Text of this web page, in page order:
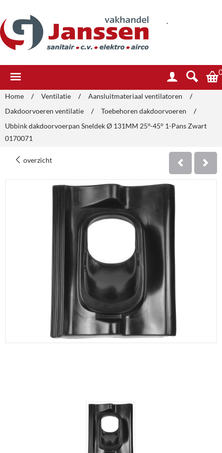
.
Home / Ventilatie / Aansluitmateriaal ventilatoren
/
Dakdoorvoeren ventilatie
/ Toebehoren dakdoorvoeren
/
Ubbink dakdoorvoerpan Sneldek Ø 131MM 25°-45° 1-Pans Zwart
0170071
overzicht